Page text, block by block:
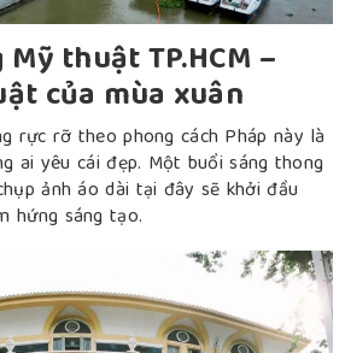
thuật TP.HCM –
của mùa xuân
rực rỡ theo phong cách Pháp này là
ai yêu cái đẹp. Một buổi sáng thong
ảnh áo dài tại đây sẽ khởi đầu
hứng sáng tạo.